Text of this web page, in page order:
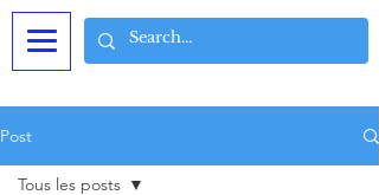
Post
Tous les posts